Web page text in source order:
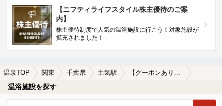
【ニフティライフスタイル株主優待のご案
内】
株主優待制度で人気の温浴施設に行こう！対象施設が
拡充されました！
温泉TOP 関東 千葉県 土気駅
温浴施設を探す